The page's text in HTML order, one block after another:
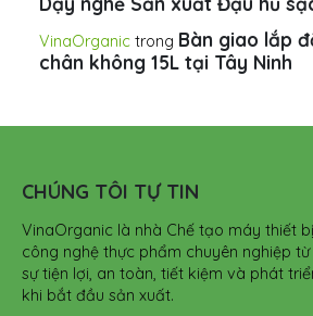
VinaOrganic trong Bàn giao lắp
chân không 15L tại Tây Ninh
CHÚNG TÔI TỰ TIN
VinaOrganic là nhà Chế tạo máy thiết
công nghệ thực phẩm chuyên nghiệp
sự tiện lợi, an toàn, tiết kiệm và phát
khi bắt đầu sản xuất.